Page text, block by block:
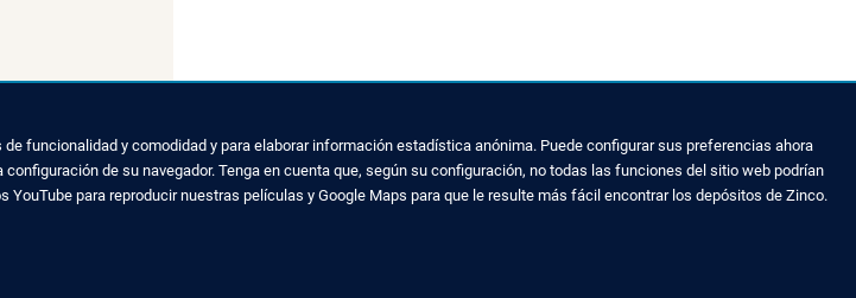
CUBIERTAS VERDES AVISO LEGAL Y MAPA WEB
funcionalidad y comodidad y para elaborar información estadística anónima. Puede configurar sus preferencias ahora
de su navegador. Tenga en cuenta que, según su configuración, no todas las funciones del sitio web podrían
para reproducir nuestras películas y Google Maps para que le resulte más fácil encontrar los depósitos de Zinco.